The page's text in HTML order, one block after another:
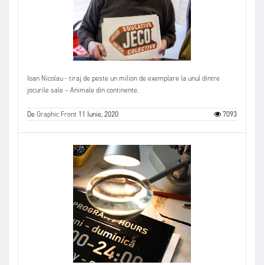
Ioan Nicolau - tiraj de peste un milion de exemplare la unul dintre
jocurile sale – Animale din continente.
DeGraphic Front 11 Iunie, 2020 7093